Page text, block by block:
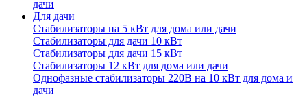
дачи
Для дачи
Стабилизаторы на 5 кВт для дома или дачи
Стабилизаторы для дачи 10 кВт
Стабилизаторы для дачи 15 кВт
Стабилизаторы 12 кВт для дома или дачи
Однофазные стабилизаторы 220В на 10 кВт для дома и
дачи